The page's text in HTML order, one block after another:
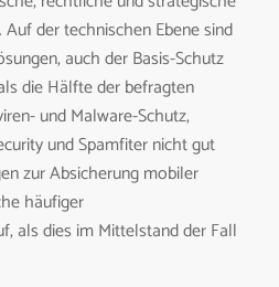
der technischen Ebene sind
auch der Basis-Schutz
die Hälfte der befragten
und Malware-Schutz,
und Spamfiter nicht gut
zur Absicherung mobiler
häufiger
als dies im Mittelstand der Fall